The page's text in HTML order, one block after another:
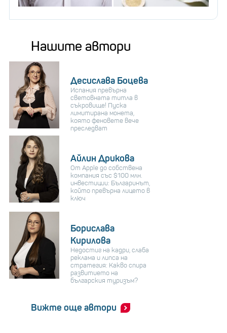
Нашите автори
Десислава Боцева
Испания превърна
световната титла в
съкровище! Пуска
лимитирана монета,
която феновете вече
преследват
Айлин Дрикова
От Apple до собствена
компания със $100 млн.
инвестиции: Българинът,
който превърна лицето в
ключ
Борислава
Кирилова
Недостиг на кадри, слаба
реклама и липса на
стратегия: Какво спира
развитието на
българския туризъм?
Вижте още автори